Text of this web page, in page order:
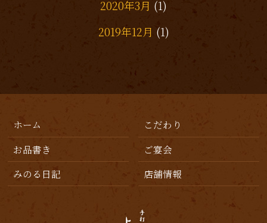
2020年3月 (1)
2019年12月 (1)
2019年6月(2)
2019年5月(1)
2019年4月(1)
2019年3月
ホーム
こだわり
お品書き
ご宴会
みのる日記
店舗情報